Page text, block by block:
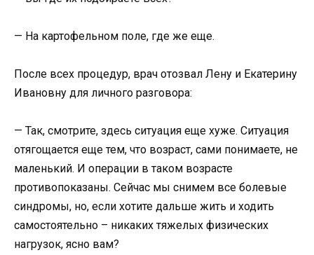
— На картофельном поле, где же еще.
После всех процедур, врач отозвал Лену и Екатерину
Ивановну для личного разговора:
— Так, смотрите, здесь ситуация еще хуже. Ситуация
отягощается еще тем, что возраст, сами понимаете, не
маленький. И операции в таком возрасте
противопоказаны. Сейчас мы снимем все болевые
синдромы, но, если хотите дальше жить и ходить
самостоятельно – никаких тяжелых физических
нагрузок, ясно вам?